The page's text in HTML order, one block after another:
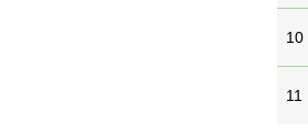
10
11